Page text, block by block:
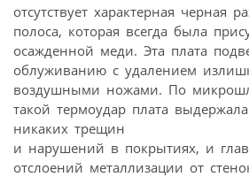
отсутствует характерная черная
полоса, которая всегда была
осажденной меди. Эта плата
облуживанию с удалением
воздушными ножами. По
такой термоудар плата
никаких трещин
и нарушений в покрытиях, и
отслоений металлизации от